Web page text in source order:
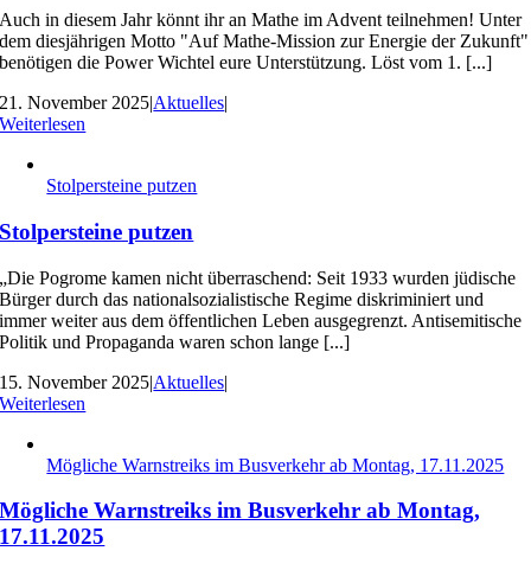
Auch in diesem Jahr könnt ihr an Mathe im Advent teilnehmen! Unter
dem diesjährigen Motto "Auf Mathe-Mission zur Energie der Zukunft"
benötigen die Power Wichtel eure Unterstützung. Löst vom 1. [...]
21. November 2025|Aktuelles|
Weiterlesen
Stolpersteine putzen
Stolpersteine putzen
„Die Pogrome kamen nicht überraschend: Seit 1933 wurden jüdische
Bürger durch das nationalsozialistische Regime diskriminiert und
immer weiter aus dem öffentlichen Leben ausgegrenzt. Antisemitische
Politik und Propaganda waren schon lange [...]
15. November 2025|Aktuelles|
Weiterlesen
Mögliche Warnstreiks im Busverkehr ab Montag, 17.11.2025
Mögliche Warnstreiks im Busverkehr ab Montag,
17.11.2025